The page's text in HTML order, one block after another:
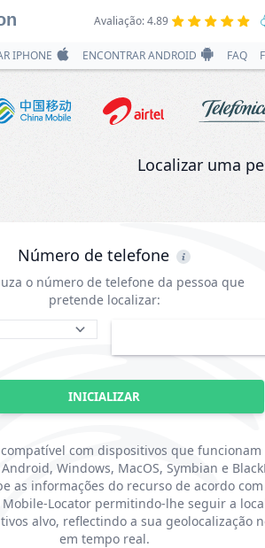
Avaliação: 4.89
IPHONE ENCONTRAR ANDROID FAQ
Localizar uma
Número de telefone
o número de telefone da pessoa que
pretende localizar:
INICIALIZAR
com dispositivos que funcionam
Windows, MacOS, Symbian e
as informações do recurso de acordo com
Mobile-Locator permitindo-lhe seguir a
alvo, reflectindo a sua geolocalização
em tempo real.